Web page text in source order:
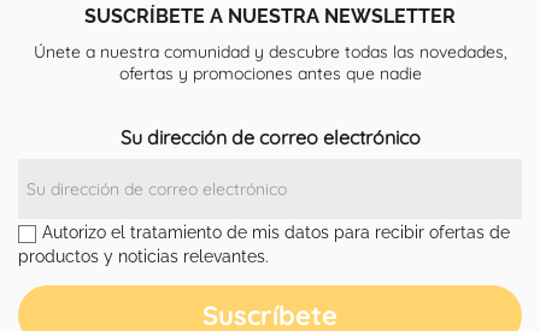
SUSCRÍBETE A NUESTRA NEWSLETTER
Únete a nuestra comunidad y descubre todas las novedades,
ofertas y promociones antes que nadie
Su dirección de correo electrónico
Autorizo el tratamiento de mis datos para recibir ofertas de
productos y noticias relevantes.